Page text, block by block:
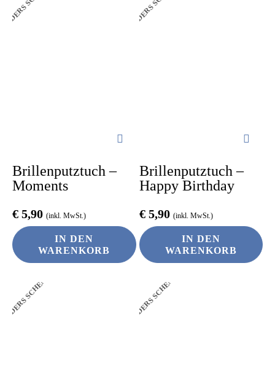
Brillenputztuch –
Moments
€ 5,90 (inkl. MwSt.)
IN DEN
WARENKORB
Brillenputztuch –
Happy Birthday
€5,90 (inkl. MwSt.)
IN DEN
WARENKORB
ANDERS SCHENKEN ANDERS SCHENKEN